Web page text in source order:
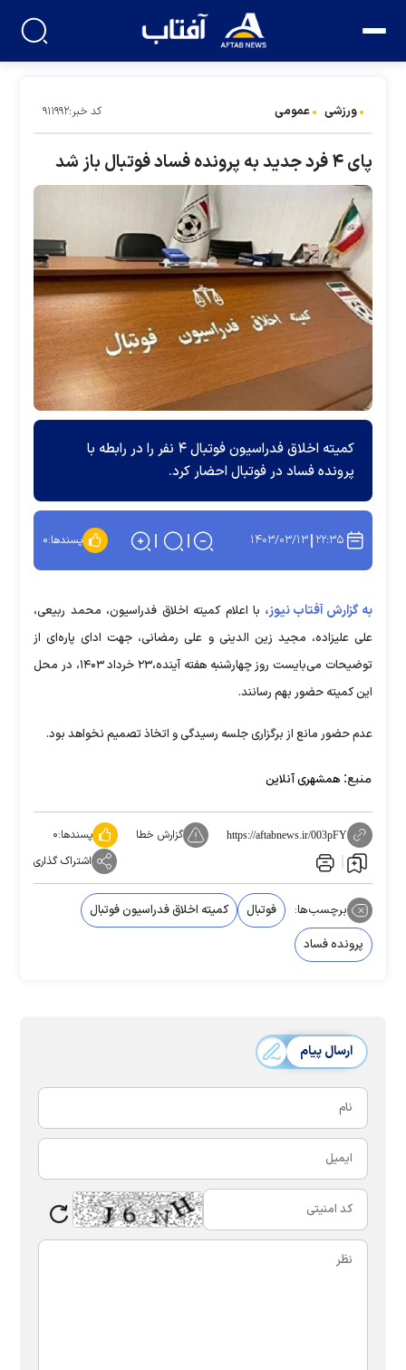
ورزشی عمومی کد خبر:۹۱۱۹۹۲
پای ۴ فرد جدید به پرونده فساد فوتبال باز شد
کمیته اخلاق فدراسیون فوتبال ۴ نفر را در رابطه با
پرونده فساد در فوتبال احضار کرد.
۲۲:۳۵ ۱۴۰۳/۰۳/۱۳ پسندها:۰
به گزارش آفتاب نیوز، با اعلام کمیته اخلاق فدراسیون، محمد ربیعی،
علی علیزاده، مجید زین الدینی و علی رمضانی، جهت ادای پاره‌ای از
توضیحات می‌بایست روز چهارشنبه هفته آینده،۲۳ خرداد ۱۴۰۳، در محل
این کمیته حضور بهم رسانند.
عدم حضور مانع از برگزاری جلسه رسیدگی و اتخاذ تصمیم نخواهد بود.
منبع: همشهری آنلاین
https://aftabnews.ir/003pFY گزارش خطا پسندها:۰
اشتراک گذاری
برچسب‌ها: فوتبال
کمیته اخلاق فدراسیون فوتبال
پرونده فساد
ارسال پیام